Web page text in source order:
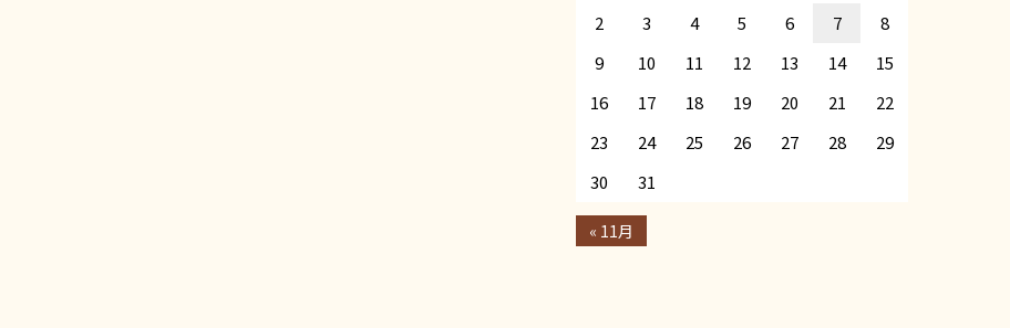
2
3 4 5 6 7
8
9
10 11 12 13 14
15
16
17 18 19 20 21
22
23
24 25 26 27 28
29
30
31
« 11月